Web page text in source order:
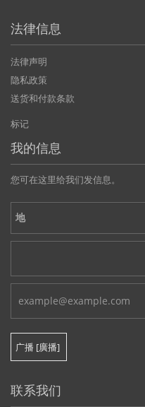
法律信息
法律声明
隐私政策
送货和付款条款
标记
我的信息
您可在这里给我们发信息。
联系我们